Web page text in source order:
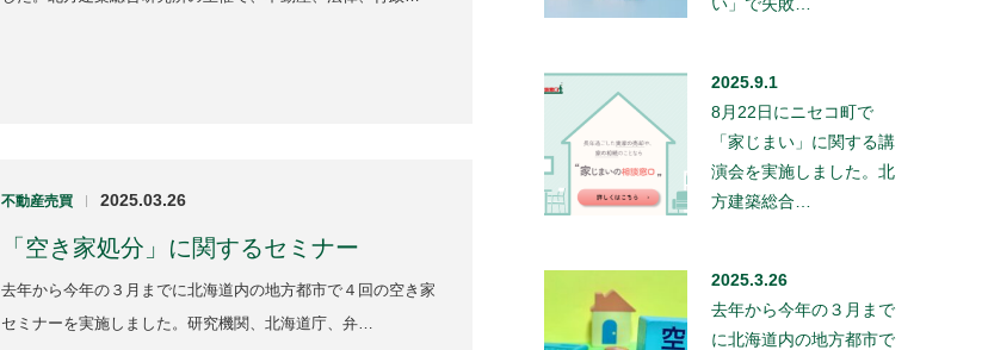
不動産売買 | 2025.03.26
「空き家処分」に関するセミナー
去年から今年の３月までに北海道内の地方都市で４回の空き家
セミナーを実施しました。研究機関、北海道庁、弁…
2025.9.1
8月22日にニセコ町で
「家じまい」に関する講
演会を実施しました。北
方建築総合…
2025.3.26
去年から今年の３月まで
に北海道内の地方都市で